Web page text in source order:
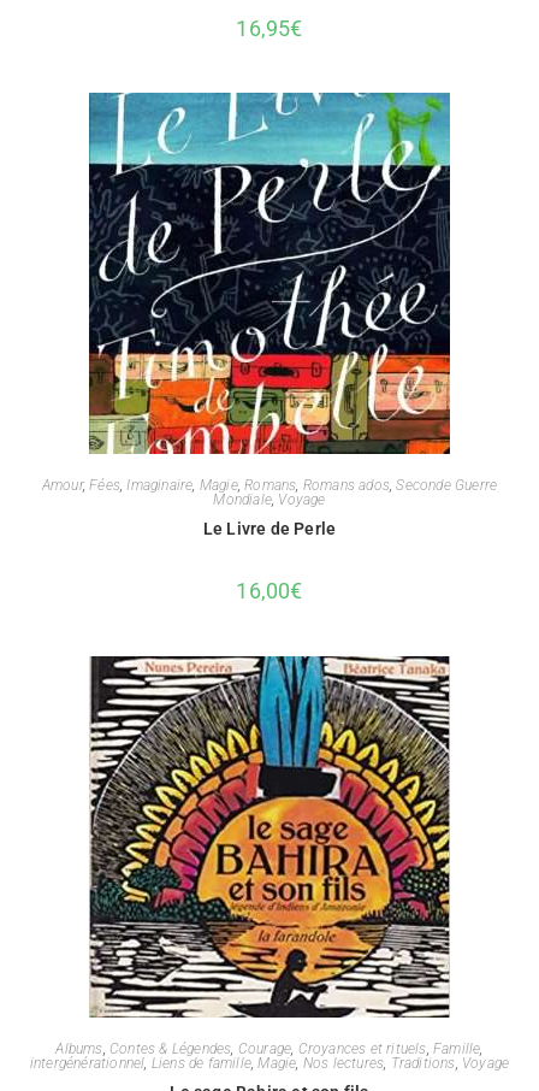
16,95€
Amour,Fées,Imaginaire, Magie,Romans, Romans ados,Seconde Guerre
Mondiale, Voyage
Le Livre de Perle
16,00€
Albums Contes & Légendes Courage Croyances et rituels ,Famille
intergénérationnel Liens de famille,Magie Nos lectures Traditions Voyage